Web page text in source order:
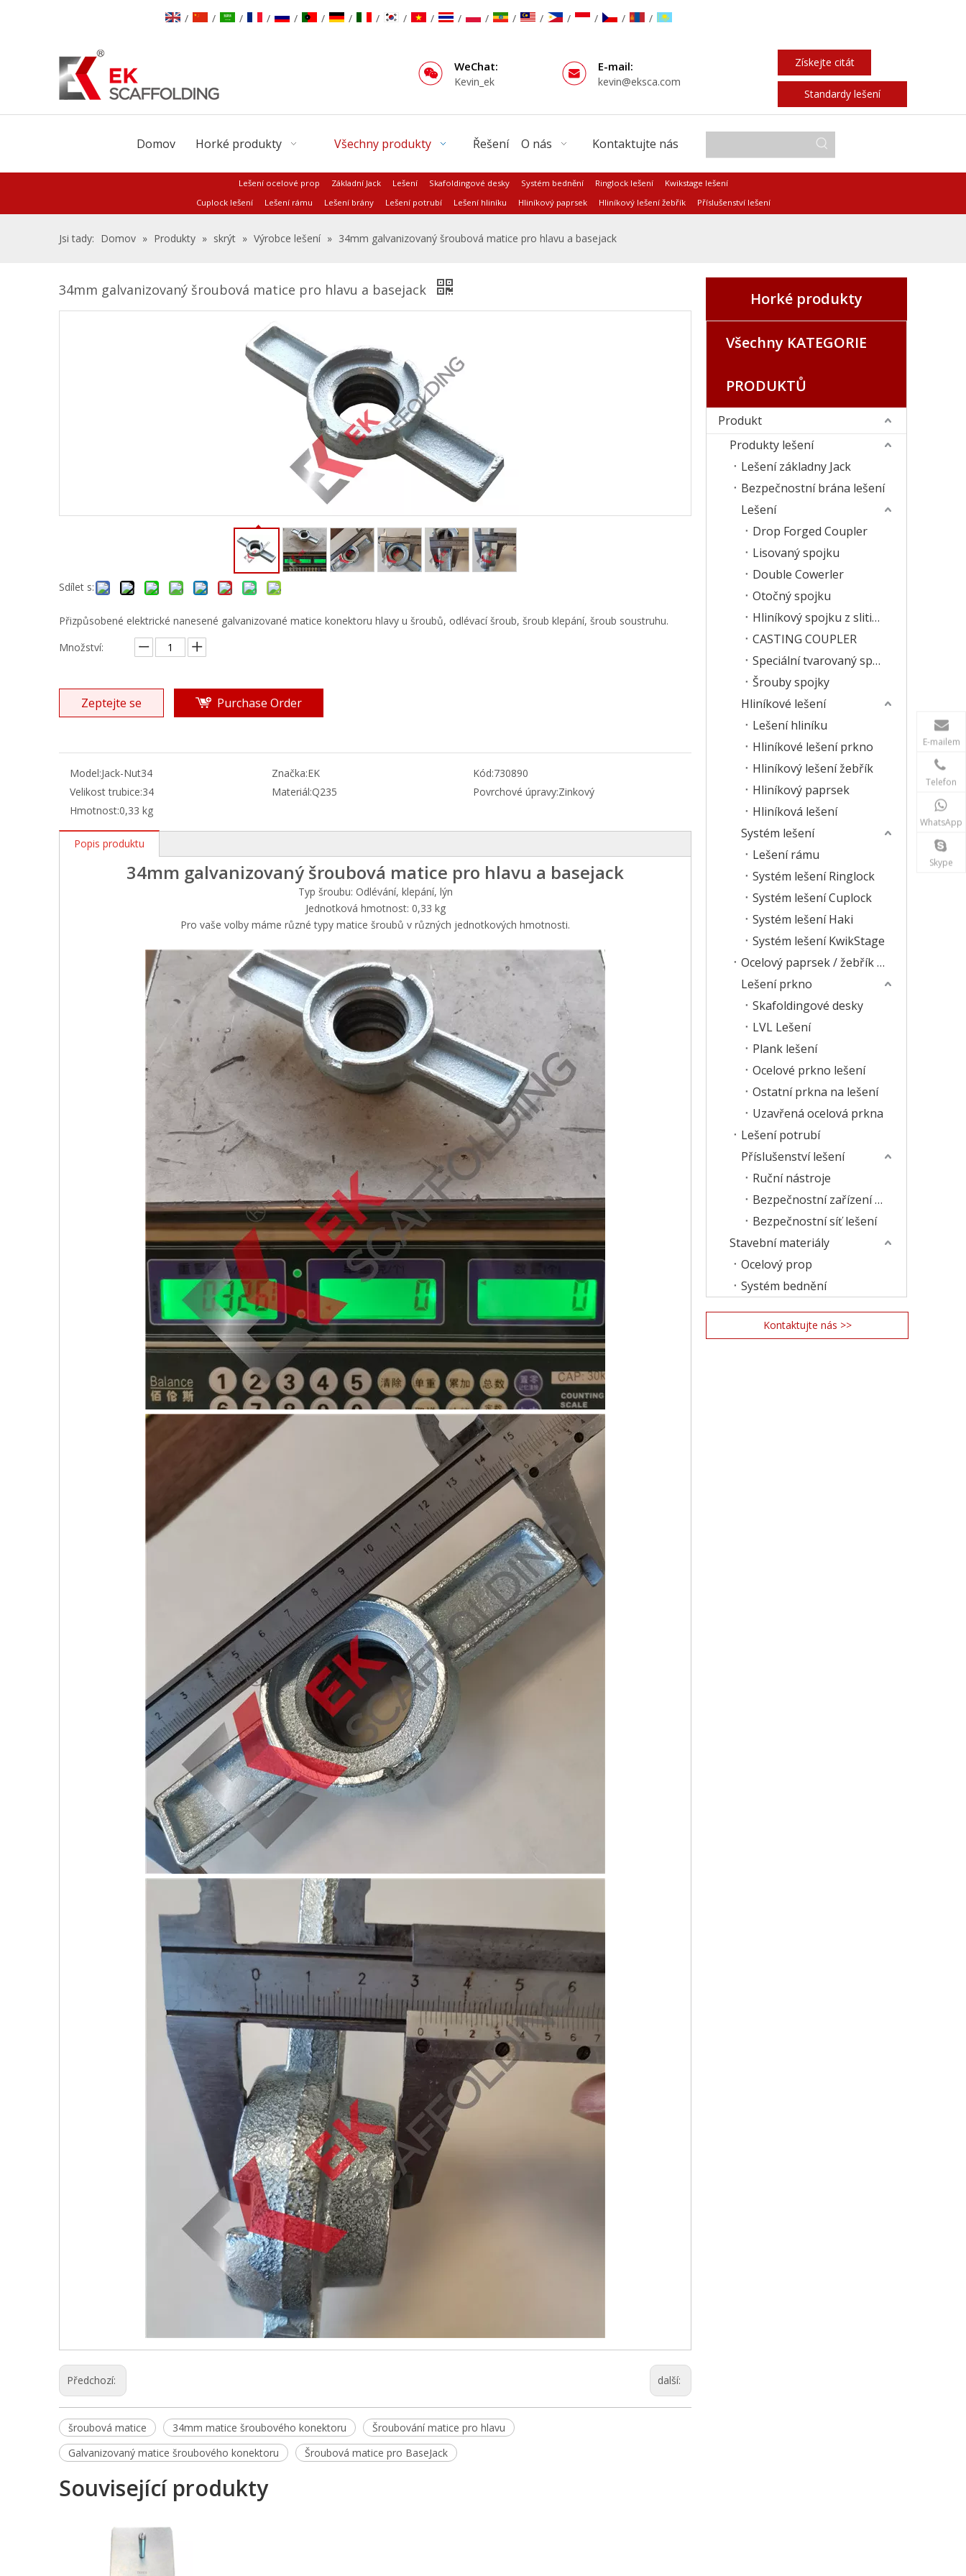
/ / / / / / / / / / / / / / / / / /
E-mailem
Telefon
WhatsApp
Skype
WeChat:
Kevin_ek
E-mail:
kevin@eksca.com
Získejte citát
Standardy lešení
Domov Horké produkty Všechny produkty Řešení O nás Kontaktujte nás
Lešení ocelové prop Základní Jack Lešení Skafoldingové desky Systém bednění Ringlock lešení
Kwikstage lešení
Cuplock lešení
Lešení rámu Lešení brány Lešení potrubí Lešení hliníku Hliníkový paprsek Hliníkový lešení žebřík Příslušenství lešení
Jsi tady: Domov » Produkty » skrýt » Výrobce lešení » 34mm galvanizovaný šroubová matice pro hlavu a basejack
34mm galvanizovaný šroubová matice pro hlavu a basejack
Sdílet s:
Přizpůsobené elektrické nanesené galvanizované matice konektoru hlavy u šroubů, odlévací šroub, šroub klepání, šroub soustruhu.
Množství:
Zeptejte se Purchase Order
Model:Jack-Nut34 Značka:EK Kód:730890
Velikost trubice:34 Materiál:Q235 Povrchové úpravy:Zinkový
Hmotnost:0,33 kg
Popis produktu
34mm galvanizovaný šroubová matice pro hlavu a basejack
Typ šroubu: Odlévání, klepání, lýn
Jednotková hmotnost: 0,33 kg
Pro vaše volby máme různé typy matice šroubů v různých jednotkových hmotnosti.
Předchozí: další:
šroubová matice 34mm matice šroubového konektoru
Šroubování matice pro hlavu
Galvanizovaný matice šroubového konektoru
Šroubová matice pro BaseJack
Související produkty
Horké produkty
Všechny KATEGORIE
PRODUKTŮ
Produkt
Produkty lešení
Lešení základny Jack
Bezpečnostní brána lešení
Lešení
Drop Forged Coupler
Lisovaný spojku
Double Cowerler
Otočný spojku
Hliníkový spojku z slitiny hliníku
CASTING COUPLER
Speciální tvarovaný spojku
Šrouby spojky
Hliníkové lešení
Lešení hliníku
Hliníkové lešení prkno
Hliníkový lešení žebřík
Hliníkový paprsek
Hliníková lešení
Systém lešení
Lešení rámu
Systém lešení Ringlock
Systém lešení Cuplock
Systém lešení Haki
Systém lešení KwikStage
Ocelový paprsek / žebřík lešení
Lešení prkno
Skafoldingové desky
LVL Lešení
Plank lešení
Ocelové prkno lešení
Ostatní prkna na lešení
Uzavřená ocelová prkna
Lešení potrubí
Příslušenství lešení
Ruční nástroje
Bezpečnostní zařízení lešení
Bezpečnostní síť lešení
Stavební materiály
Ocelový prop
Systém bednění
Kontaktujte nás >>